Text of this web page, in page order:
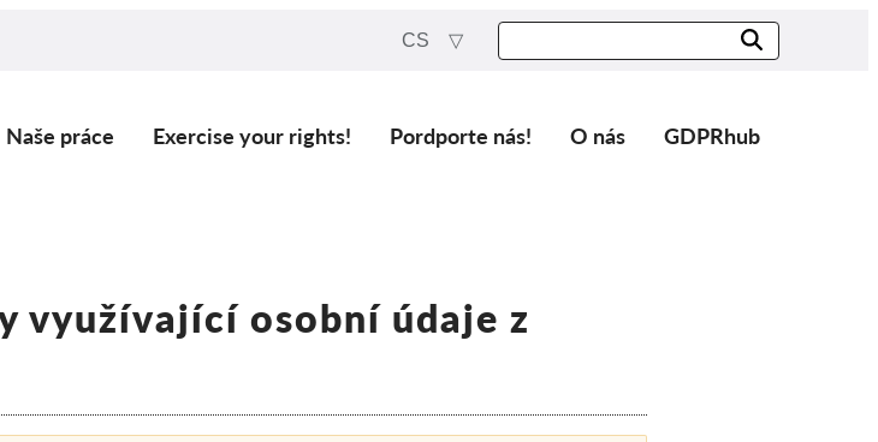
CS
Naše práce Exercise your rights! Pordporte nás! O nás GDPRhub
využívající osobní údaje z